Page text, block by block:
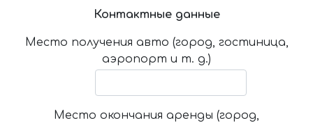
Контактные данные
Место получения авто (город, гостиница,
аэропорт и т. д.)
Место окончания аренды (город,